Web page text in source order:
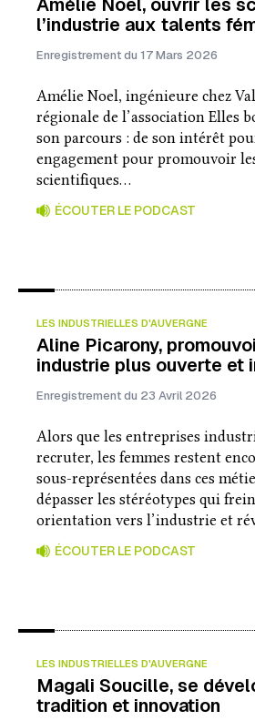
l’industrie aux talents
Enregistrement du 17 Mars 2026
Amélie Noel, ingénieure chez
régionale de l’association Elles
son parcours : de son intérêt
engagement pour promouvoir
scientifiques…
ÉCOUTER LE PODCAST
LES INDUSTRIELLES D'AUVERGNE
Aline Picarony,
industrie plus ouverte et
Enregistrement du 23 Avril 2026
Alors que les entreprises
recruter, les femmes restent
sous-représentées dans ces
dépasser les stéréotypes qui
orientation vers l’industrie et
ÉCOUTER LE PODCAST
LES INDUSTRIELLES D'AUVERGNE
Magali Soucille, se
tradition et innovation